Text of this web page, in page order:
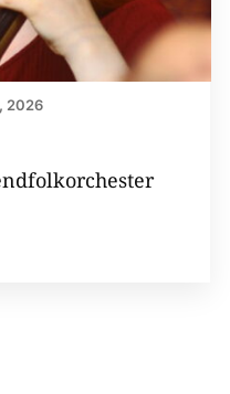
2026